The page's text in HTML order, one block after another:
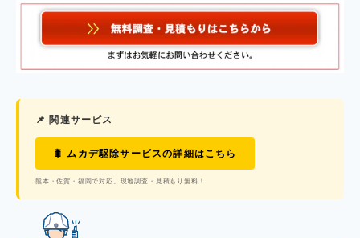
📌 関連サービス
🐛 ムカデ駆除サービスの詳細はこちら
熊本・佐賀・福岡で対応。現地調査・見積もり無料！